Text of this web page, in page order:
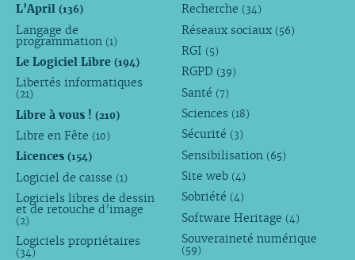
L’April (136)
Langage de
programmation (1)
Le Logiciel Libre (194)
Libertés informatiques
(21)
Libre à vous ! (210)
Libre en Fête (10)
Licences (154)
Logiciel de caisse (1)
Logiciels libres de dessin
et de retouche d’image
(2)
Logiciels propriétaires
(34)
Recherche (34)
Réseaux sociaux (56)
RGI (5)
RGPD (39)
Santé (7)
Sciences (18)
Sécurité (3)
Sensibilisation (65)
Site web (4)
Sobriété (4)
Software Heritage (4)
Souveraineté numérique
(59)